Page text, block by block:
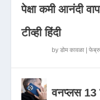
पेक्षा कमी आनंदी
टीव्ही हिंदी
byडोम कावळा |
वनप्लस 13